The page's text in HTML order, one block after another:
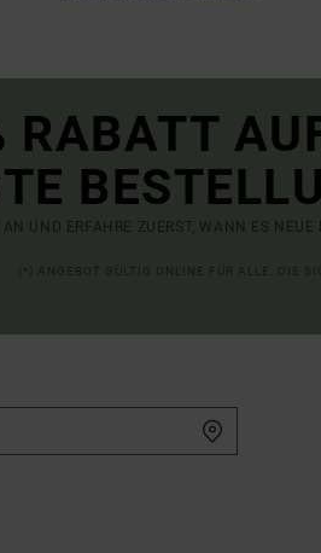
RABATT
UND ERFAHRE ZUERST, WANN ES NEUE